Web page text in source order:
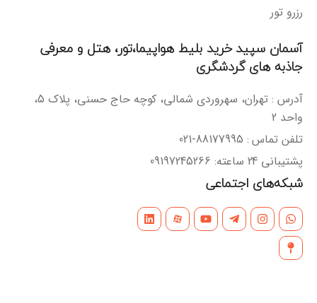
رزرو تور
آسمان سپید خرید بلیط هواپیما،تور، هتل و معرفی
جاذبه های گردشگری
آدرس : تهران، سهروردی شمالی، کوچه حاج حسنی، پلاک 5،
واحد 2
تلفن تماس : 88177995-021
پشتیبانی 24 ساعته: 09197245266
شبکه‌های اجتماعی